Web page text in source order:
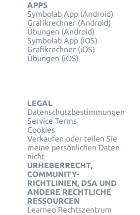
APPS
Symbolab App (Android)
Grafikrechner (Android)
Übungen (Android)
Symbolab App (iOS)
Grafikrechner (iOS)
Übungen (iOS)
LEGAL
Datenschutzbestimmungen
Service Terms
Cookies
Verkaufen oder teilen Sie
meine persönlichen Daten
nicht
URHEBERRECHT,
COMMUNITY-
RICHTLINIEN, DSA UND
ANDERE RECHTLICHE
RESSOURCEN
Learneo Rechtszentrum